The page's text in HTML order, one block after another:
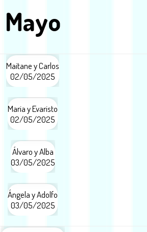
Mayo
Maitane y Carlos
02/05/2025
Maria y Evaristo
02/05/2025
Álvaro y Alba
03/05/2025
Ángela y Adolfo
03/05/2025